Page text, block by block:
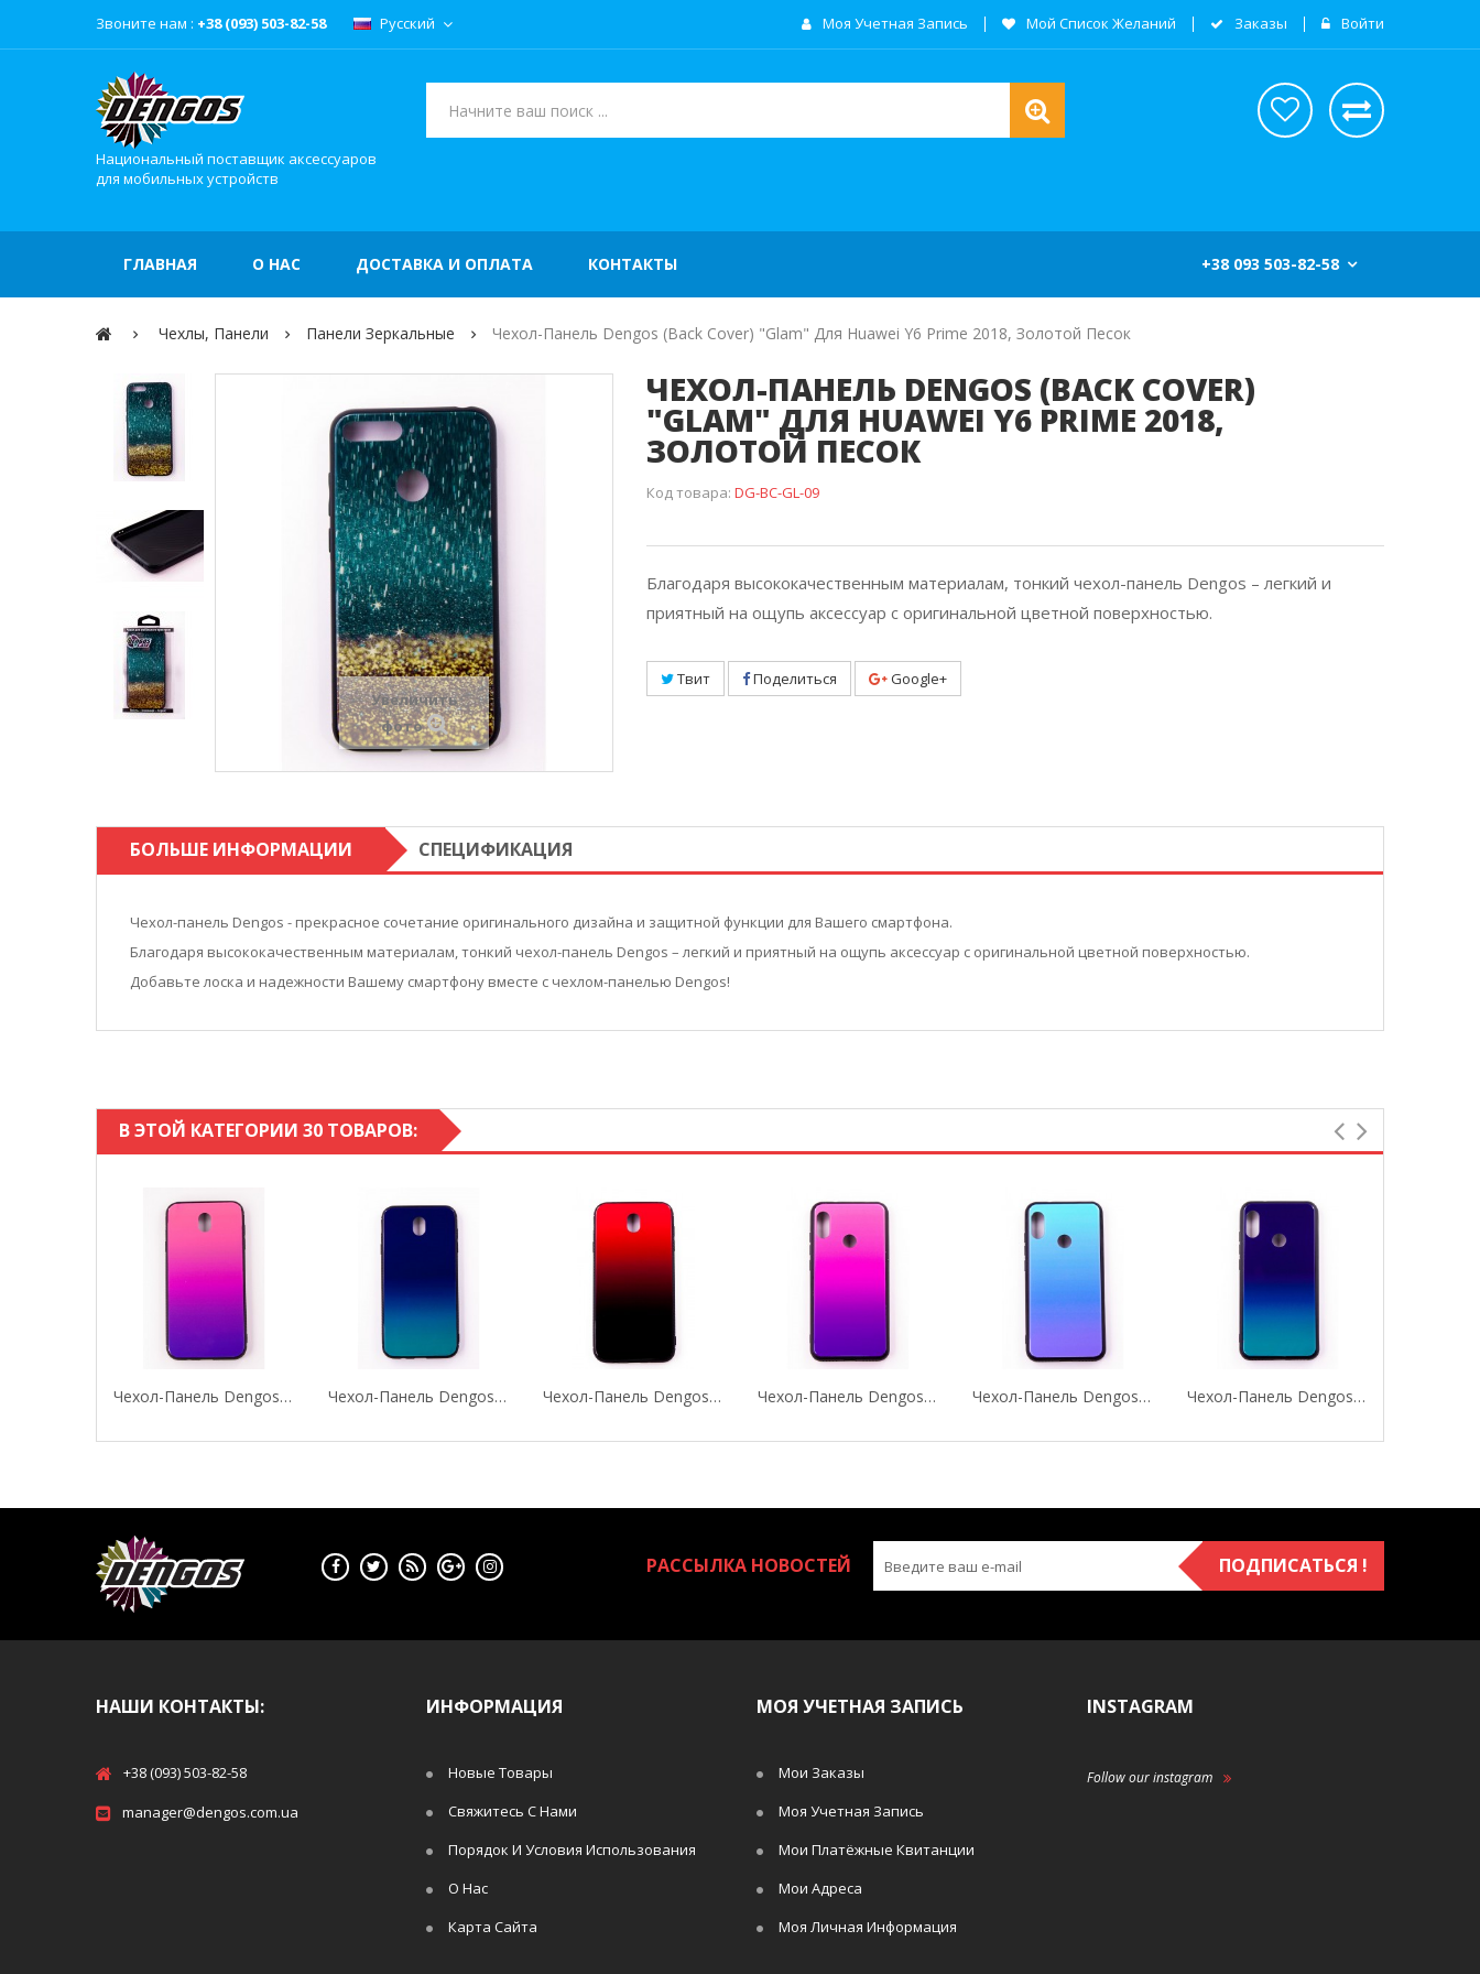
Звоните нам : +38 (093) 503-82-58 Моя Учетная Запись Мой Список Желаний Заказы Войти
Русский
Национальный поставщик аксессуаров
для мобильных устройств
ГЛАВНАЯ О НАС ДОСТАВКА И ОПЛАТА КОНТАКТЫ +38 093 503-82-58
Чехлы, Панели Панели Зеркальные Чехол-Панель Dengos (Back Cover) "Glam" Для Huawei Y6 Prime 2018, Золотой Песок
Увеличить
фото
ЧЕХОЛ-ПАНЕЛЬ DENGOS (BACK COVER)
"GLAM" ДЛЯ HUAWEI Y6 PRIME 2018,
ЗОЛОТОЙ ПЕСОК
Код товара: DG-BC-GL-09
Благодаря высококачественным материалам, тонкий чехол-панель Dengos – легкий и
приятный на ощупь аксессуар с оригинальной цветной поверхностью.
Твит Поделиться Google+
БОЛЬШЕ ИНФОРМАЦИИ СПЕЦИФИКАЦИЯ
Чехол-панель Dengos - прекрасное сочетание оригинального дизайна и защитной функции для Вашего смартфона.
Благодаря высококачественным материалам, тонкий чехол-панель Dengos – легкий и приятный на ощупь аксессуар с оригинальной цветной поверхностью.
Добавьте лоска и надежности Вашему смартфону вместе с чехлом-панелью Dengos!
В ЭТОЙ КАТЕГОРИИ 30 ТОВАРОВ:
Чехол-Панель Dengos (Back Cover) "Mirror" Для... Чехол-Панель Dengos (Back Cover) "Mirror" Для... Чехол-Панель Dengos (Back Cover) "Mirror" Для... Чехол-Панель Dengos (Back Cover) "Mirror" Для... Чехол-Панель Dengos (Back Cover) "Mirror" Для... Чехол-Панель Dengos (Back Cover) "Mirror" Для...
РАССЫЛКА НОВОСТЕЙ ПОДПИСАТЬСЯ !
НАШИ КОНТАКТЫ:
+38 (093) 503-82-58
manager@dengos.com.ua
ИНФОРМАЦИЯ
Новые Товары
Свяжитесь С Нами
Порядок И Условия Использования
О Нас
Карта Сайта
МОЯ УЧЕТНАЯ ЗАПИСЬ
Мои Заказы
Моя Учетная Запись
Мои Платёжные Квитанции
Мои Адреса
Моя Личная Информация
INSTAGRAM
Follow our instagram